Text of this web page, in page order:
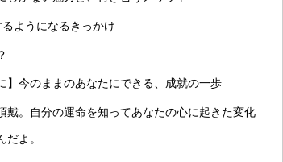
ようになるきっかけ
】今のままのあなたにできる、成就の一歩
戴。自分の運命を知ってあなたの心に起きた変化
よ。